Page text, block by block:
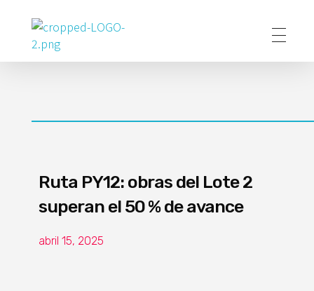
Poder Agropecuario
Ruta PY12: obras del Lote 2
superan el 50 % de avance
abril 15, 2025